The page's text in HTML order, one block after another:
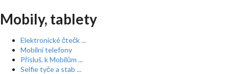
Mobily, tablety
Elektronické čtečk ...
Mobilní telefony
Přísluš. k Mobilům ...
Selfie tyče a stab ...